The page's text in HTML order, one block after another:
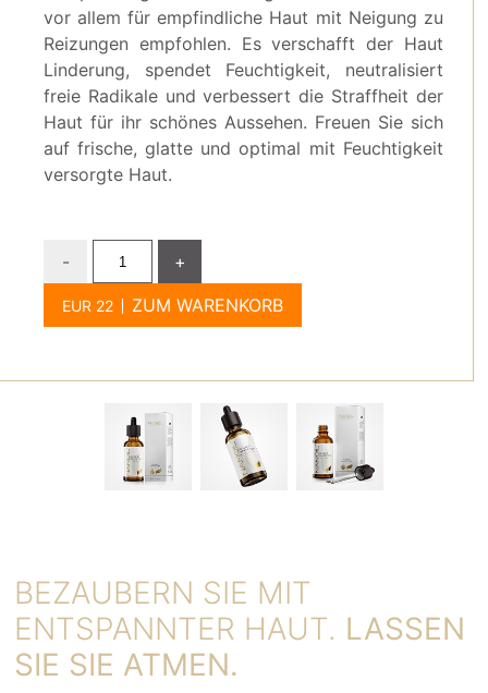
vor allem für empfindliche Haut mit Neigung zu
Reizungen empfohlen. Es verschafft der Haut
Linderung, spendet Feuchtigkeit, neutralisiert
freie Radikale und verbessert die Straffheit der
Haut für ihr schönes Aussehen. Freuen Sie sich
auf frische, glatte und optimal mit Feuchtigkeit
versorgte Haut.
-
+
ZUM WARENKORB
BEZAUBERN SIE MIT
ENTSPANNTER HAUT. LASSEN
SIE SIE ATMEN.